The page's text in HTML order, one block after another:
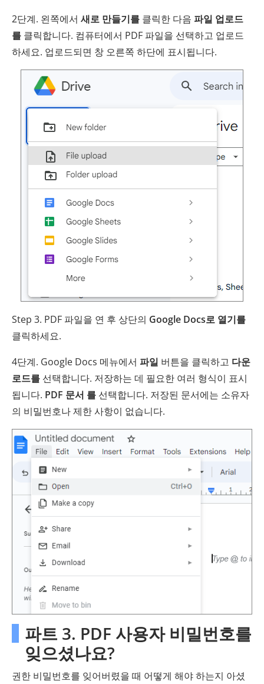
2단계. 왼쪽에서 새로 만들기를 클릭한 다음 파일 업로드
를 클릭합니다. 컴퓨터에서 PDF 파일을 선택하고 업로드
하세요. 업로드되면 창 오른쪽 하단에 표시됩니다.
Step 3. PDF 파일을 연 후 상단의 Google Docs로 열기를
클릭하세요.
4단계. Google Docs 메뉴에서 파일 버튼을 클릭하고 다운
로드를 선택합니다. 저장하는 데 필요한 여러 형식이 표시
됩니다. PDF 문서 를 선택합니다. 저장된 문서에는 소유자
의 비밀번호나 제한 사항이 없습니다.
파트 3. PDF 사용자 비밀번호를
잊으셨나요?
권한 비밀번호를 잊어버렸을 때 어떻게 해야 하는지 아셨